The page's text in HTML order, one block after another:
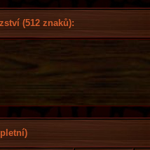
(512 znaků):